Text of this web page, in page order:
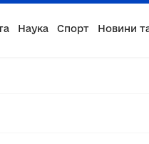
Наука Спорт Новини